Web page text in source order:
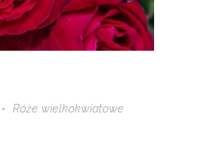
Róże wielkokwiatowe